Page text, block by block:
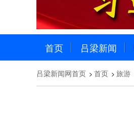
首页 吕梁新闻
吕梁新闻网首页 > 首页 > 旅游